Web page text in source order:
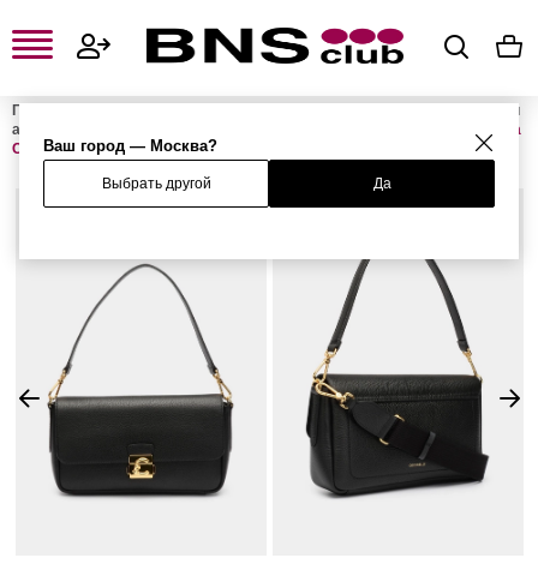
Ваш город — Москва?
Выбрать другой Да
Главная
Женские сумки и
аксессуары
Сумка
C-ME LOCK